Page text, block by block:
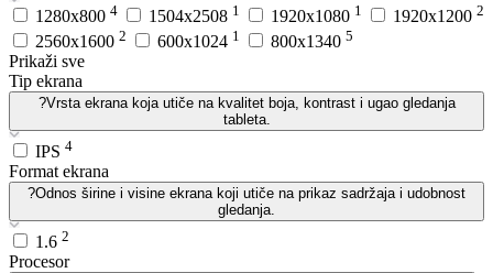
1280x800 4 1504x2508 1 1920x1080 1 1920x1200 2
2560x1600 2 600x1024 1 800x1340 5
Prikaži sve
Tip ekrana
?Vrsta ekrana koja utiče na kvalitet boja, kontrast i ugao gledanja
tableta.
IPS 4
Format ekrana
?Odnos širine i visine ekrana koji utiče na prikaz sadržaja i udobnost
gledanja.
1.6 2
Procesor